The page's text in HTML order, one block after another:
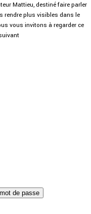
Mattieu, destiné faire parler
rendre plus visibles dans le
vous invitons à regarder ce
de passe